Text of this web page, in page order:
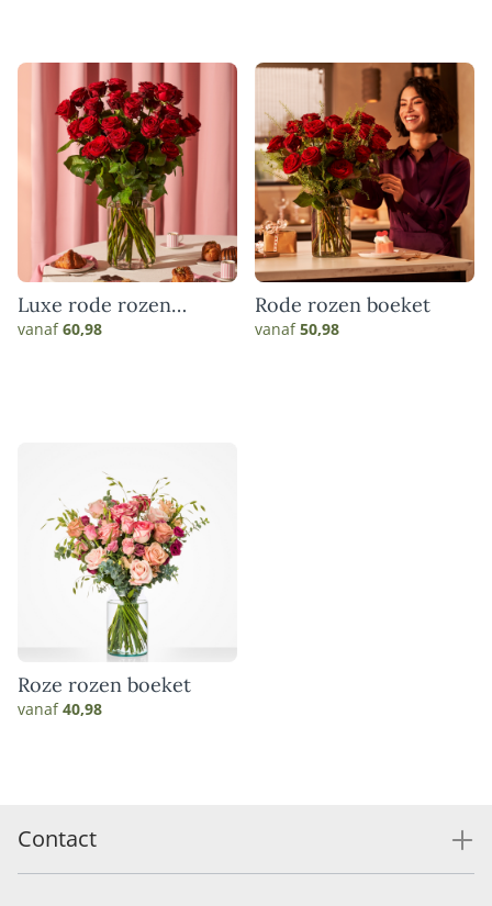
Luxe rode rozen
boeket
vanaf60,98
Rode rozen boeket
vanaf50,98
Roze rozen boeket
vanaf40,98
Contact